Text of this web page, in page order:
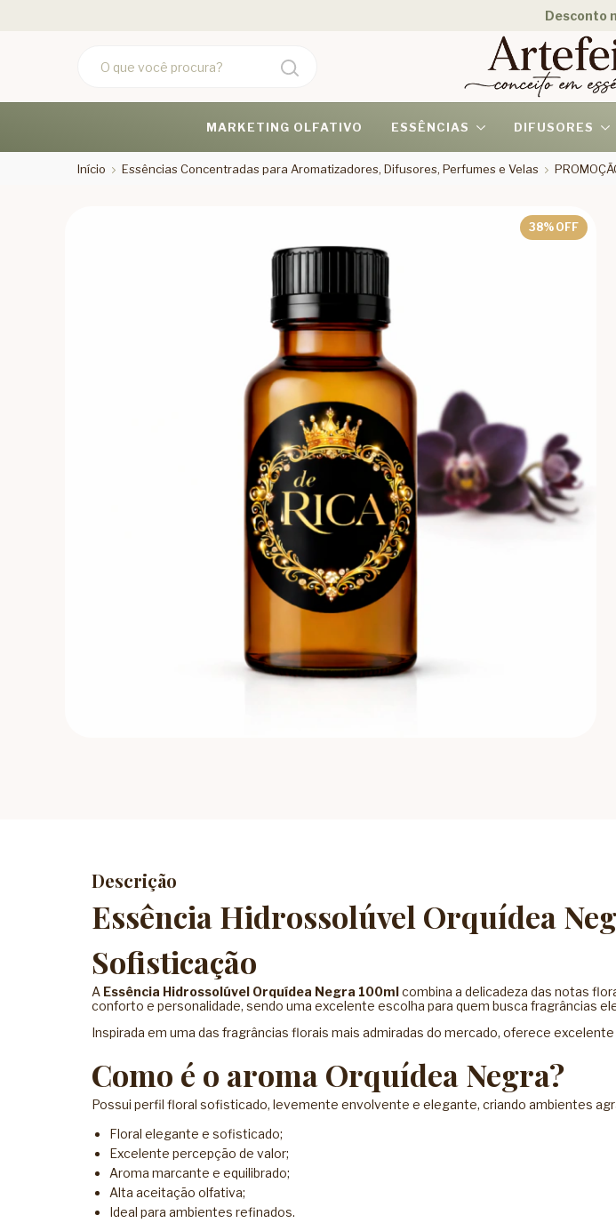
Desconto
MARKETING OLFATIVO ESSÊNCIAS DIFUSORES
Início Essências Concentradas para Aromatizadores, Difusores, Perfumes e Velas
38% OFF
Descrição
Essência Hidrossolúvel Orquídea
Sofisticação
A Essência Hidrossolúvel Orquídea Negra 100mlcombina a delicadeza das notas
conforto e personalidade, sendo uma excelente escolha para quem busca fragrâncias
Inspirada em uma das fragrâncias florais mais admiradas do mercado, oferece
Como é o aroma Orquídea Negra?
Possui perfil floral sofisticado, levemente envolvente e elegante, criando ambientes
Floral elegante e sofisticado;
Excelente percepção de valor;
Aroma marcante e equilibrado;
Alta aceitação olfativa;
Ideal para ambientes refinados.